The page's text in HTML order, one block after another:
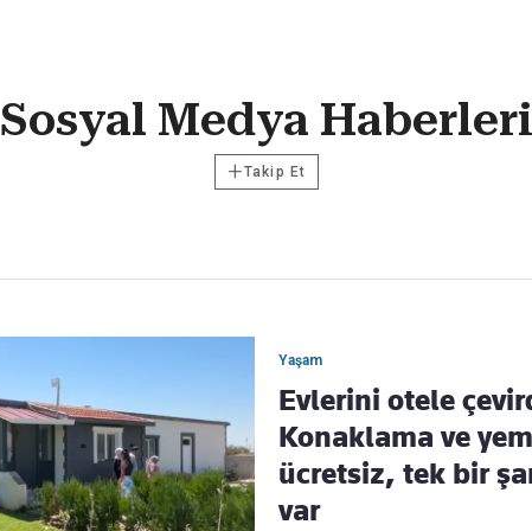
Haber Verin
Editör masamıza bilgi ve materyal
göndermek içintıklayın
Sosyal Medya Haberleri
+Takip Et
Yaşam
Evlerini otele
Konaklama ve
ücretsiz, tek bir
var